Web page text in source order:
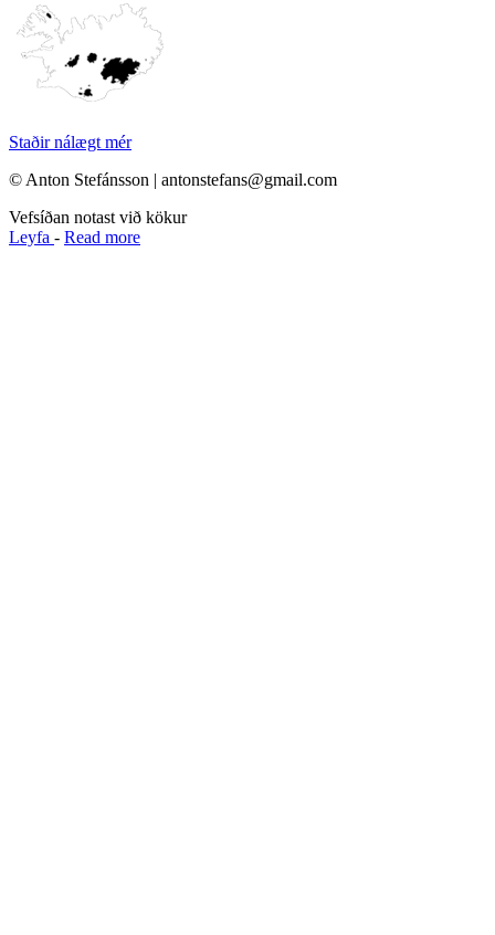
Staðir nálægt mér
© Anton Stefánsson | antonstefans@gmail.com
Vefsíðan notast við kökur
Leyfa - Read more